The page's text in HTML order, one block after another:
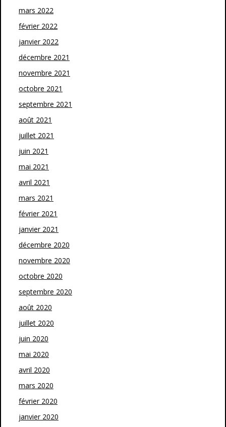
mars 2022
février 2022
janvier 2022
décembre 2021
novembre 2021
octobre 2021
septembre 2021
août 2021
juillet 2021
juin 2021
mai 2021
avril 2021
mars 2021
février 2021
janvier 2021
décembre 2020
novembre 2020
octobre 2020
septembre 2020
août 2020
juillet 2020
juin 2020
mai 2020
avril 2020
mars 2020
février 2020
janvier 2020